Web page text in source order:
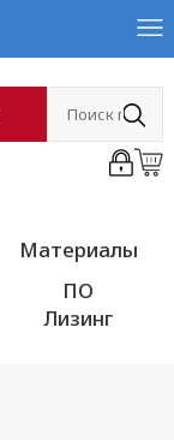
Материалы
ПО
Лизинг